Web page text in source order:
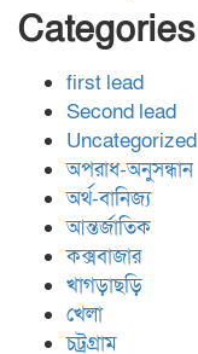
Categories
first lead
Second lead
Uncategorized
অপরাধ-অনুসন্ধান
অর্থ-বানিজ্য
আন্তর্জাতিক
কক্সবাজার
খাগড়াছড়ি
খেলা
চট্রগ্রাম